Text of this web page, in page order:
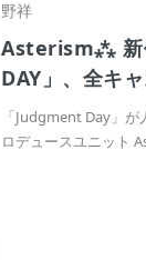
野祥
Asterism⁂ 新
DAY」、全キ
「Judgment Day」
ロデュースユニット